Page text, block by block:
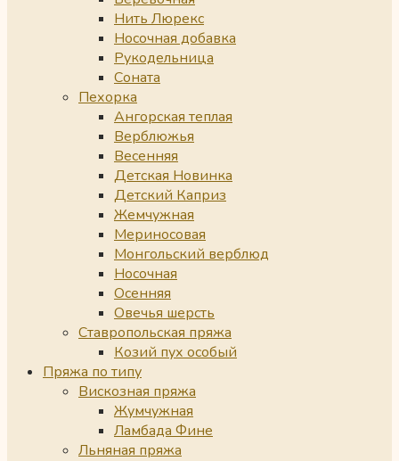
Нить Люрекс
Носочная добавка
Рукодельница
Соната
Пехорка
Ангорская теплая
Верблюжья
Весенняя
Детская Новинка
Детский Каприз
Жемчужная
Мериносовая
Монгольский верблюд
Носочная
Осенняя
Овечья шерсть
Ставропольская пряжа
Козий пух особый
Пряжа по типу
Вискозная пряжа
Жумчужная
Ламбада Фине
Льняная пряжа